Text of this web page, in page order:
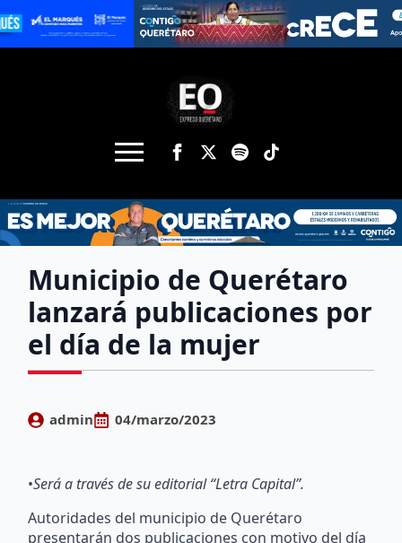
Municipio de Querétaro
lanzará publicaciones por
el día de la mujer
admin 04/marzo/2023
•Será a través de su editorial “Letra Capital”.
Autoridades del municipio de Querétaro
presentarán dos publicaciones con motivo del día